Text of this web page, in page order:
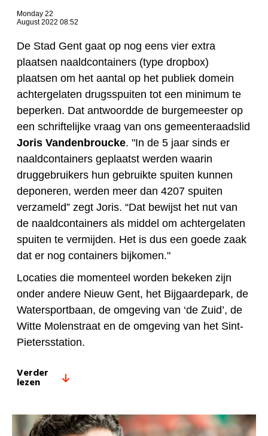
Monday 22
August 2022 08:52
De Stad Gent gaat op nog eens vier extra
plaatsen naaldcontainers (type dropbox)
plaatsen om het aantal op het publiek domein
achtergelaten drugsspuiten tot een minimum te
beperken. Dat antwoordde de burgemeester op
een schriftelijke vraag van ons gemeenteraadslid
Joris Vandenbroucke. "In de 5 jaar sinds er
naaldcontainers geplaatst werden waarin
druggebruikers hun gebruikte spuiten kunnen
deponeren, werden meer dan 4207 spuiten
verzameld” zegt Joris. “Dat bewijst het nut van
de naaldcontainers als middel om achtergelaten
spuiten te vermijden. Het is dus een goede zaak
dat er nog containers bijkomen."
Locaties die momenteel worden bekeken zijn
onder andere Nieuw Gent, het Bijgaardepark, de
Watersportbaan, de omgeving van ‘de Zuid’, de
Witte Molenstraat en de omgeving van het Sint-
Pietersstation.
Verder
lezen